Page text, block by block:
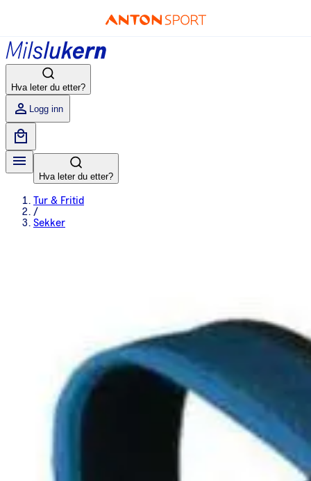
Hva leter du etter?
Logg inn
Hva leter du etter?
Tur & Fritid
/
Sekker